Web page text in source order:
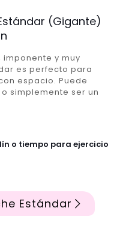
(Gigante)
imponente y muy
es perfecto para
espacio. Puede
simplemente ser un
o tiempo para ejercicio
Estándar